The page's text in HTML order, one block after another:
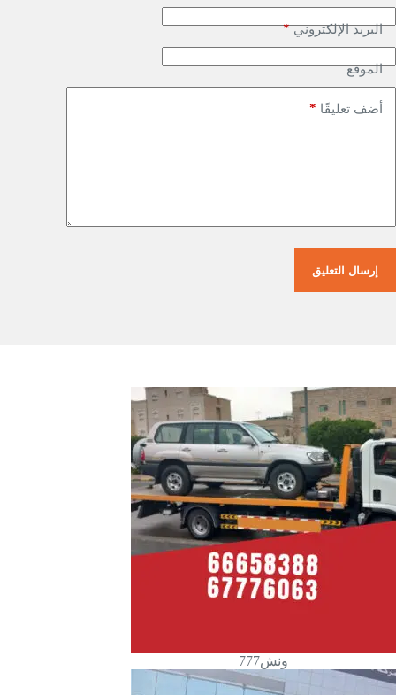
البريد الإلكتروني*
الموقع
أضف تعليقًا *
إرسال التعليق
ونش777